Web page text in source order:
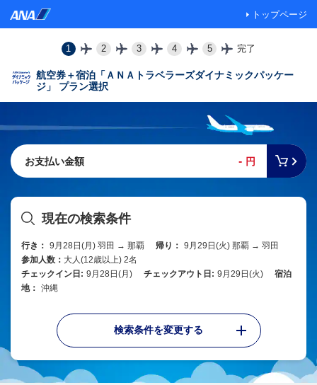
トップページ
1 2 3 4 5 完了
航空券＋宿泊「ＡＮＡトラベラーズダイナミックパッケー
ジ」 プラン選択
お支払い金額 - 円
現在の検索条件
行き： 9月28日(月) 羽田 → 那覇 帰り： 9月29日(火) 那覇 → 羽田
参加人数： 大人(12歳以上) 2名
チェックイン日: 9月28日(月) チェックアウト日: 9月29日(火)
宿泊
地： 沖縄
検索条件を変更する